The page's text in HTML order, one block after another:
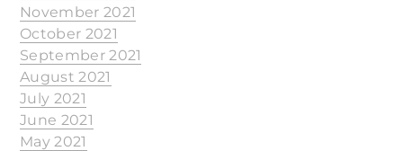
November 2021
October 2021
September 2021
August 2021
July 2021
June 2021
May 2021